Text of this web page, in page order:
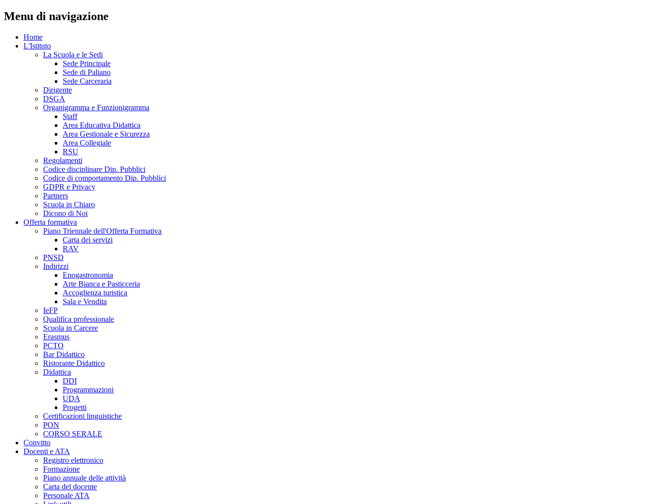
Menu di navigazione
Home
L'Istituto
La Scuola e le Sedi
Sede Principale
Sede di Paliano
Sede Carceraria
Dirigente
DSGA
Organigramma e Funzionigramma
Staff
Area Educativa Didattica
Area Gestionale e Sicurezza
Area Collegiale
RSU
Regolamenti
Codice disciplinare Dip. Pubblici
Codice di comportamento Dip. Pubblici
GDPR e Privacy
Partners
Scuola in Chiaro
Dicono di Noi
Offerta formativa
Piano Triennale dell'Offerta Formativa
Carta dei servizi
RAV
PNSD
Indirizzi
Enogastronomia
Arte Bianca e Pasticceria
Accoglienza turistica
Sala e Vendita
IeFP
Qualifica professionale
Scuola in Carcere
Erasmus
PCTO
Bar Didattico
Ristorante Didattico
Didattica
DDI
Programmazioni
UDA
Progetti
Certificazioni linguistiche
PON
CORSO SERALE
Convitto
Docenti e ATA
Registro elettronico
Formazione
Piano annuale delle attività
Carta del docente
Personale ATA